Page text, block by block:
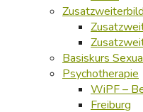
Basiskurs
Psychotherapie
WiPF –
Freiburg